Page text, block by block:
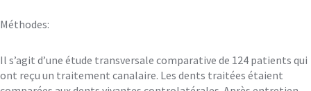
Méthodes:
Il s’agit d’une étude transversale comparative de 124 patients qui
ont reçu un traitement canalaire. Les dents traitées étaient